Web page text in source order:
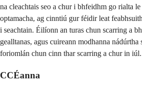
na cleachtais seo a chur i bhfeidhm go rialta
optamacha, ag cinntiú gur féidir leat
i seachtain. Éilíonn an turas chun scarring a
gealltanas, agus cuireann modhanna nádúrtha
foriomlán chun cinn thar scarring a chur in iúl.
CCÉanna